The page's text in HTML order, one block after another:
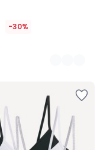
-30%